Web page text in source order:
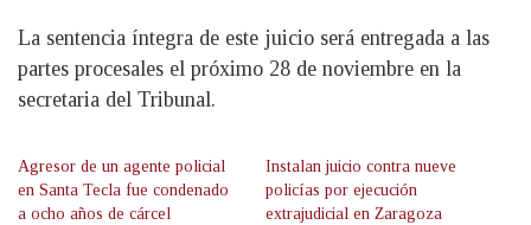
La sentencia íntegra de este juicio será entregada a las
partes procesales el próximo 28 de noviembre en la
secretaria del Tribunal.
Agresor de un agente policial
en Santa Tecla fue condenado
a ocho años de cárcel
Instalan juicio contra nueve
policías por ejecución
extrajudicial en Zaragoza